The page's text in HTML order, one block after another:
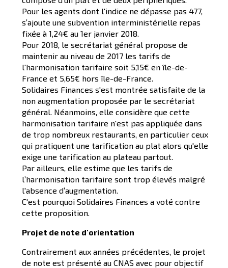
Pour les agents dont l'indice ne dépasse pas 477,
s’ajoute une subvention interministérielle repas
fixée à 1,24€ au 1er janvier 2018.
Pour 2018, le secrétariat général propose de
maintenir au niveau de 2017 les tarifs de
l'harmonisation tarifaire soit 5,15€ en île-de-
France et 5,65€ hors île-de-France.
Solidaires Finances s'est montrée satisfaite de la
non augmentation proposée par le secrétariat
général. Néanmoins, elle considère que cette
harmonisation tarifaire n'est pas appliquée dans
de trop nombreux restaurants, en particulier ceux
qui pratiquent une tarification au plat alors qu'elle
exige une tarification au plateau partout.
Par ailleurs, elle estime que les tarifs de
l’harmonisation tarifaire sont trop élevés malgré
l'absence d’augmentation.
C'est pourquoi Solidaires Finances a voté contre
cette proposition.
Projet de note d'orientation
Contrairement aux années précédentes, le projet
de note est présenté au CNAS avec pour objectif